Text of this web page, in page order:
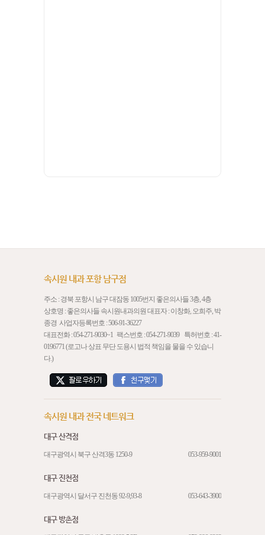
속시원 내과 포항 남구점
주소 : 경북 포항시 남구 대잠동 1005번지 좋은의사들 3층, 4층
상호명 : 좋은의사들 속시원내과의원 대표자 : 이창화, 오희주, 박
종경 사업자등록번호 : 506-91-36227
대표전화 :054-271-9030~1 팩스번호 : 054-271-9039 특허번호 : 41-
0196771 (로고나 상표 무단 도용시 법적 책임을 물을 수 있습니
다.)
속시원 내과 전국 네트워크
대구 산격점
대구광역시 북구 산격3동 1250-9 053-959-9001
대구 진천점
대구광역시 달서구 진천동 92-9,93-8 053-643-3900
대구 방촌점